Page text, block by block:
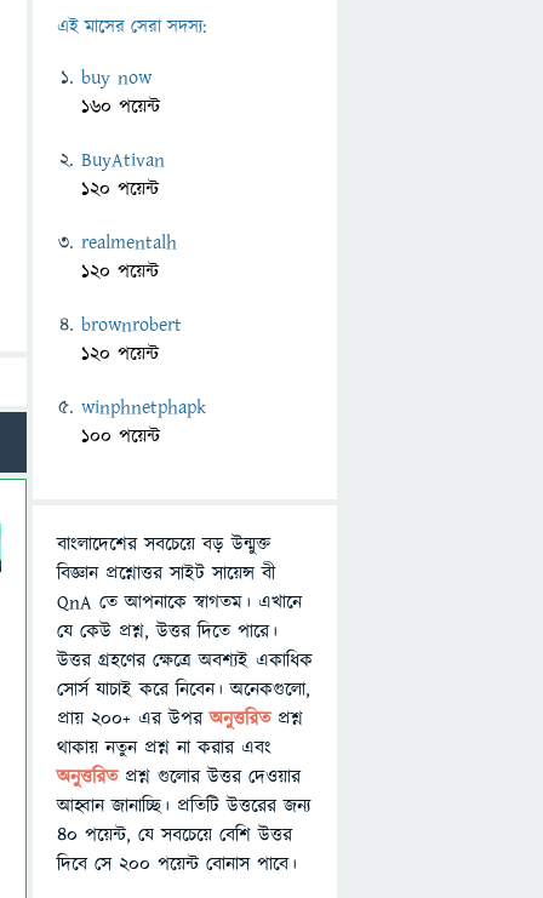
এই মাসের সেরা সদস্য:
buy now
160 পয়েন্ট
BuyAtivan
120 পয়েন্ট
realmentalh
120 পয়েন্ট
brownrobert
120 পয়েন্ট
winphnetphapk
100 পয়েন্ট
বাংলাদেশের সবচেয়ে বড় উন্মুক্ত
বিজ্ঞান প্রশ্নোত্তর সাইট সায়েন্স বী
QnA তে আপনাকে স্বাগতম। এখানে
যে কেউ প্রশ্ন, উত্তর দিতে পারে।
উত্তর গ্রহণের ক্ষেত্রে অবশ্যই একাধিক
সোর্স যাচাই করে নিবেন। অনেকগুলো,
প্রায় ২০০+ এর উপরঅনুত্তরিতপ্রশ্ন
থাকায় নতুন প্রশ্ন না করার এবং
অনুত্তরিত প্রশ্ন গুলোর উত্তর দেওয়ার
আহ্বান জানাচ্ছি। প্রতিটি উত্তরের জন্য
৪০ পয়েন্ট, যে সবচেয়ে বেশি উত্তর
দিবে সে ২০০ পয়েন্ট বোনাস পাবে।